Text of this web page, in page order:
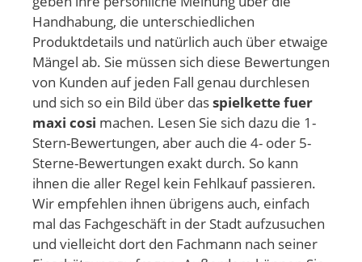
Handhabung, die unterschiedlichen
Produktdetails und natürlich auch über etwaige
Mängel ab. Sie müssen sich diese Bewertungen
von Kunden auf jeden Fall genau durchlesen
und sich so ein Bild über dasspielkette fuer
maxi cosi machen. Lesen Sie sich dazu die 1-
Stern-Bewertungen, aber auch die 4- oder 5-
Sterne-Bewertungen exakt durch. So kann
ihnen die aller Regel kein Fehlkauf passieren.
Wir empfehlen ihnen übrigens auch, einfach
mal das Fachgeschäft in der Stadt aufzusuchen
und vielleicht dort den Fachmann nach seiner